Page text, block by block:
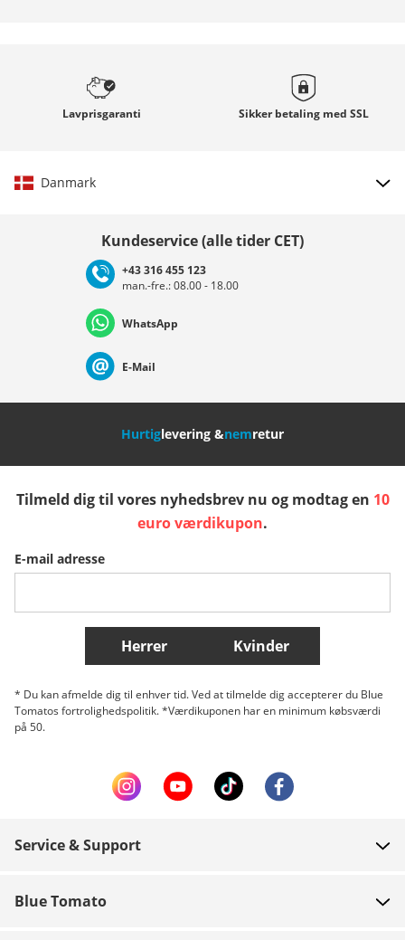
Lavprisgaranti Sikker betaling med SSL
Danmark
Deutschland Österreich
Nederland Italia (Italiano) Italien (Deutsch)
Slovenija
Belgique (Français) Danmark Norge
Flere lande
Kundeservice (alle tider CET)
+43 316 455 123
man.-fre.: 08.00 - 18.00
WhatsApp
E-Mail
Hurtiglevering &nemretur
Tilmeld dig til vores nyhedsbrev nu og modtag en 10
euro værdikupon.
E-mail adresse
Herrer Kvinder
* Du kan afmelde dig til enhver tid. Ved at tilmelde dig accepterer du Blue
Tomatos fortrolighedspolitik. *Værdikuponen har en minimum købsværdi
på 50.
Service & Support
Blue Tomato